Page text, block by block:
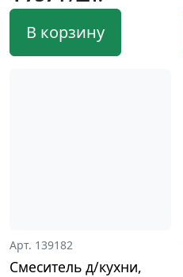
В корзину
Арт. 139182
Смеситель д/кухни,